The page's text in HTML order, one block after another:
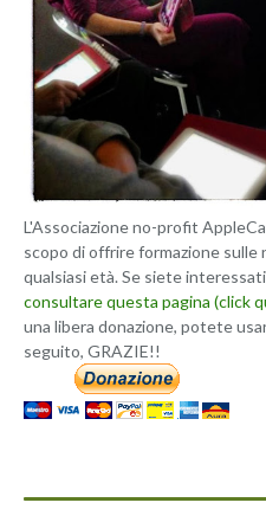
L'Associazione no-profit
scopo di offrire formazione
qualsiasi età. Se siete
consultare questa pagina (click
una libera donazione, potete
seguito, GRAZIE!!